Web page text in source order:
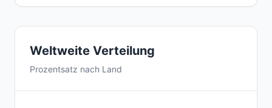
Weltweite Verteilung
Prozentsatz nach Land